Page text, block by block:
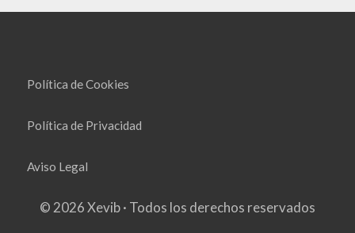
Política de Cookies
Política de Privacidad
Aviso Legal
© 2026 Xevib · Todos los derechos reservados